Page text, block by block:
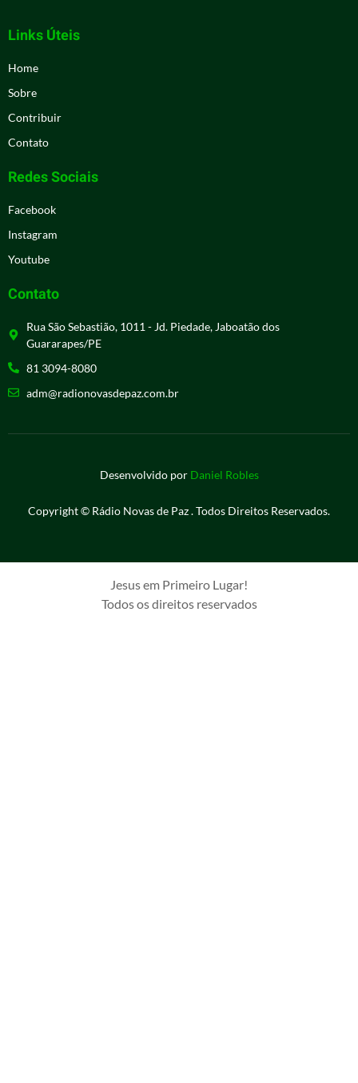
Links Úteis
Home
Sobre
Contribuir
Contato
Redes Sociais
Facebook
Instagram
Youtube
Contato
Rua São Sebastião, 1011 - Jd. Piedade, Jaboatão dos
Guararapes/PE
81 3094-8080
adm@radionovasdepaz.com.br
Desenvolvido por Daniel Robles
Copyright © Rádio Novas de Paz . Todos Direitos Reservados.
Jesus em Primeiro Lugar!
Todos os direitos reservados